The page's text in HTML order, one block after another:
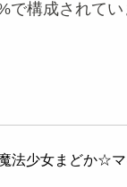
で構成されて
法少女まどか☆マ